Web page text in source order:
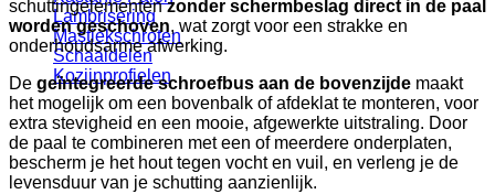
Lambrisering
Mastiekschroten
Schaaldelen
Kozijnprofielen
schuttingelementenzonder schermbeslag direct in de paal
worden geschoven, wat zorgt voor een strakke en
onderhoudsarme afwerking.
De geïntegreerde schroefbus aan de bovenzijde maakt
het mogelijk om een bovenbalk of afdeklat te monteren, voor
extra stevigheid en een mooie, afgewerkte uitstraling. Door
de paal te combineren met een of meerdere onderplaten,
bescherm je het hout tegen vocht en vuil, en verleng je de
levensduur van je schutting aanzienlijk.